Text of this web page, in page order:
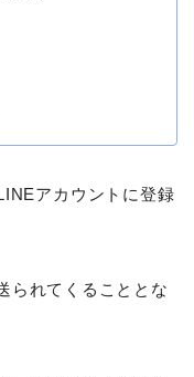
アカウントに登録
られてくることとな